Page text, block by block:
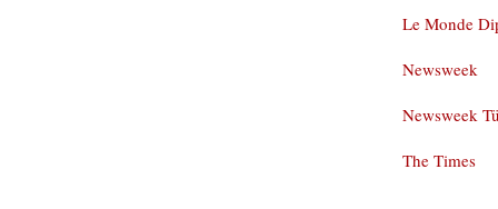
Le Monde
Newsweek
Newsweek
The Times